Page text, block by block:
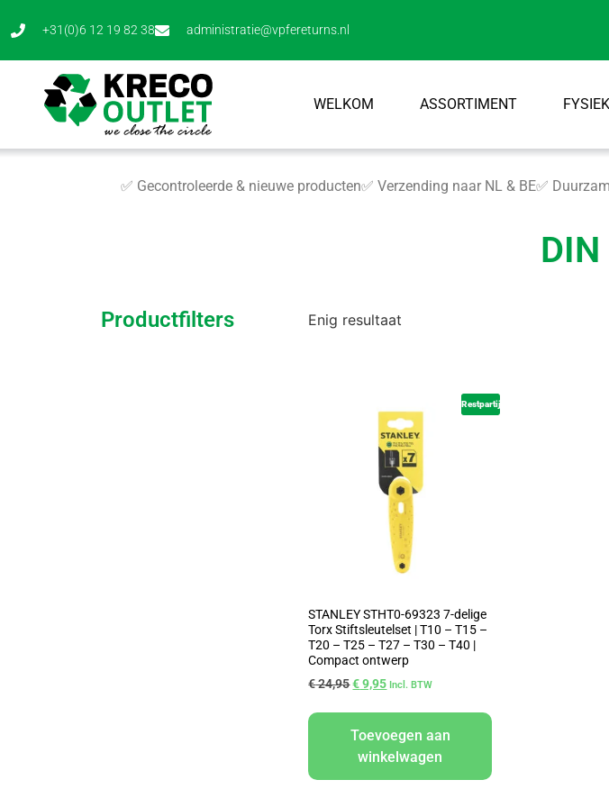
+31(0)6 12 19 82 38 administratie@vpfereturns.nl
WELKOM ASSORTIMENT
✅ Gecontroleerde & nieuwe producten✅ Verzending naar NL & BE✅
DIN
Productfilters Enig resultaat
Restpartij
STANLEY STHT0-69323 7-delige
Torx Stiftsleutelset | T10 – T15 –
T20 – T25 – T27 – T30 – T40 |
Compact ontwerp
€24,95€9,95 Incl. BTW
Toevoegen aan
winkelwagen